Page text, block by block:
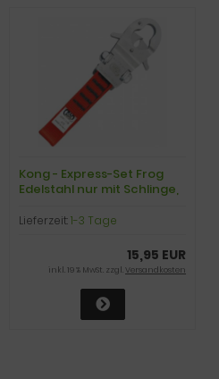
Kong - Express-Set Frog
Edelstahl nur mit Schlinge,
Lieferzeit:1-3 Tage
15,95 EUR
inkl. 19 % MwSt. zzgl.Versandkosten